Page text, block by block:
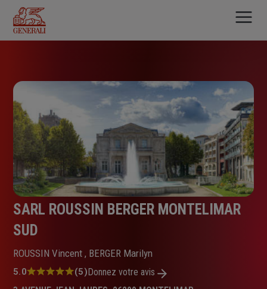
contenu
principal
SARL ROUSSIN BERGER MONTELIMAR
SUD
ROUSSIN Vincent , BERGER Marilyn
Note
5.0 (5)Donnez votre avis